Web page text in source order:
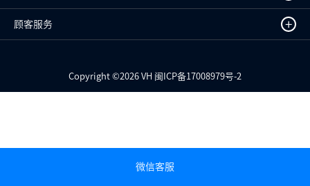
顾客服务 +
Copyright ©2026 VH 闽ICP备17008979号-2
微信客服